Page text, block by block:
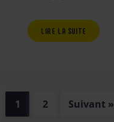
LIRE LA SUITE
1 2 Suivant »